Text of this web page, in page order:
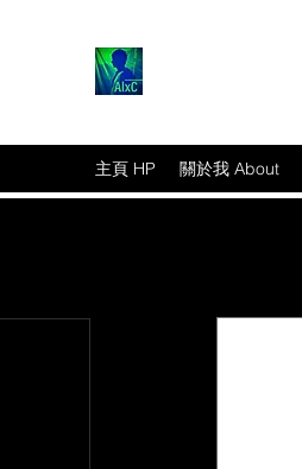
主頁 HP 關於我 About